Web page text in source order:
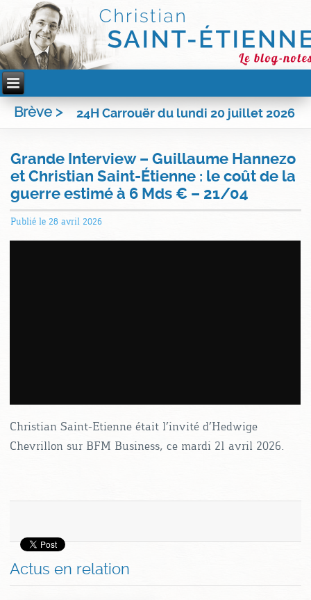
Brève > 24H Carrouër du lundi 20 juillet 2026
Grande Interview – Guillaume Hannezo
et Christian Saint-Étienne : le coût de la
guerre estimé à 6 Mds € – 21/04
Publié le 28 avril 2026
Christian Saint-Etienne était l’invité d’Hedwige
Chevrillon sur BFM Business, ce mardi 21 avril 2026.
Actus en relation